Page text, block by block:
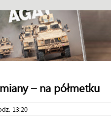
– na półmetku
13:20